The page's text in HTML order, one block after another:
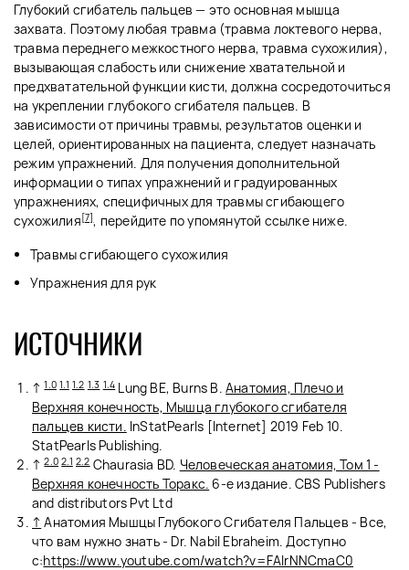
Глубокий сгибатель пальцев — это основная мышца
захвата. Поэтому любая травма (травма локтевого нерва,
травма переднего межкостного нерва, травма сухожилия),
вызывающая слабость или снижение хватательной и
предхватательной функции кисти, должна сосредоточиться
на укреплении глубокого сгибателя пальцев. В
зависимости от причины травмы, результатов оценки и
целей, ориентированных на пациента, следует назначать
режим упражнений. Для получения дополнительной
информации о типах упражнений и градуированных
упражнениях, специфичных для травмы сгибающего
сухожилия[7], перейдите по упомянутой ссылке ниже.
Травмы сгибающего сухожилия
Упражнения для рук
ИСТОЧНИКИ
↑1.0 1.1 1.2 1.3 1.4 Lung BE, Burns B.Анатомия, Плечо и
Верхняя конечность, Мышца глубокого сгибателя
пальцев кисти. InStatPearls [Internet] 2019 Feb 10.
StatPearls Publishing.
↑2.0 2.1 2.2 Chaurasia BD. Человеческая анатомия, Том 1 -
Верхняя конечность Торакс. 6-е издание. CBS Publishers
and distributors Pvt Ltd
↑ Анатомия Мышцы Глубокого Сгибателя Пальцев - Все,
что вам нужно знать - Dr. Nabil Ebraheim. Доступно
с:https://www.youtube.com/watch?v=FAlrNNCmaC0